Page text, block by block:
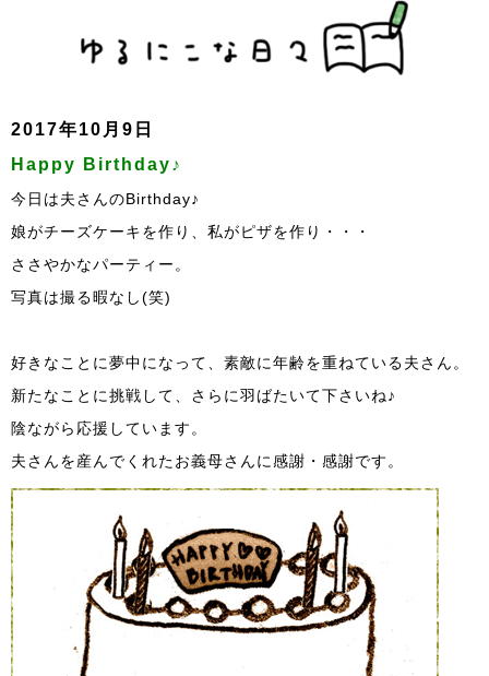
2017年10月9日
Happy Birthday♪
今日は夫さんのBirthday♪
娘がチーズケーキを作り、私がピザを作り・・・
ささやかなパーティー。
写真は撮る暇なし(笑)
好きなことに夢中になって、素敵に年齢を重ねている夫さん。
新たなことに挑戦して、さらに羽ばたいて下さいね♪
陰ながら応援しています。
夫さんを産んでくれたお義母さんに感謝・感謝です。